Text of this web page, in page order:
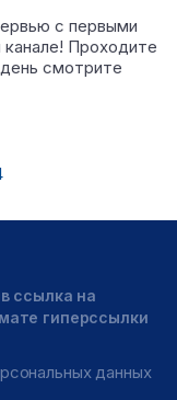
с первыми
Проходите
смотрите
ссылка на
гиперссылки
данных